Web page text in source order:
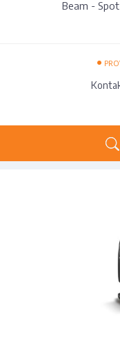
Beam -
•